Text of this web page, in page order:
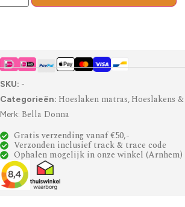
SKU: -
Categorieën: Hoeslaken matras, Hoeslakens
Merk: Bella Donna
Gratis verzending vanaf €50,-
Verzonden inclusief track & trace code
Ophalen mogelijk in onze winkel (Arnhem)